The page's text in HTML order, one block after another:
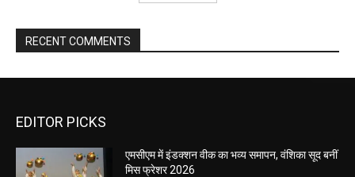
RECENT COMMENTS
EDITOR PICKS
एमसीएम में इंडक्शन वीक का भव्य समापन, वंशिका सूद बनीं
मिस फ्रेशर 2026